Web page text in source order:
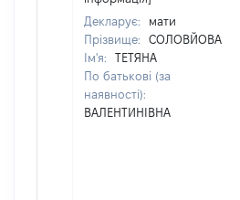
Декларує:
мати
Прізвище:
СОЛОВЙОВА
Ім'я:
ТЕТЯНА
По батькові (за
наявності):
ВАЛЕНТИНІВНА